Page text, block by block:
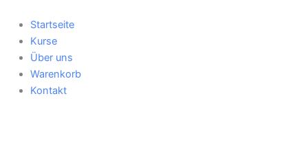
Inhalt
springen
Startseite
Kurse
Über uns
Warenkorb
Kontakt